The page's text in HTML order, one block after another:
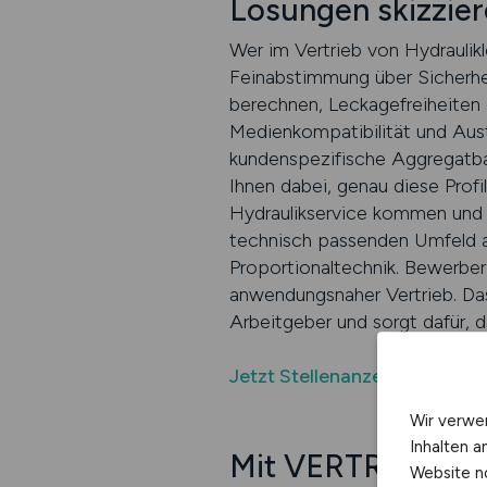
Lösungen
Wer im Vertrieb von
Feinabstimmung über
berechnen,
Medienkompatibilität und
kundenspezifische
Ihnen dabei, genau diese
Hydraulikservice kommen
technisch passenden Umfeld
Proportionaltechnik.
anwendungsnaher Vertrieb.
Arbeitgeber und sorgt dafür,
Jetzt Stellenanzeige auf
Mit
Wir
Inhalten
Website